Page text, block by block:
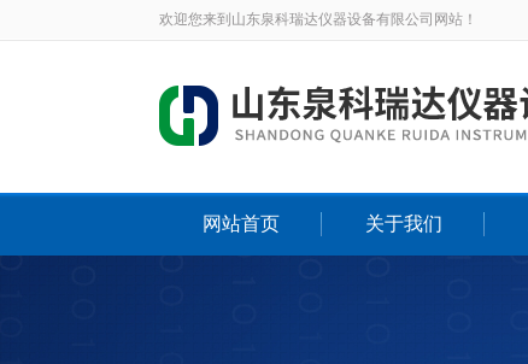
欢迎您来到山东泉科瑞达仪器设备有限公司网站！
网站首页 关于我们